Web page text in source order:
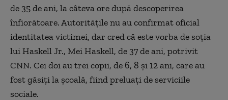
de 35 de ani, la câteva ore după descoperirea
înfiorătoare. Autoritățile nu au confirmat oficial
identitatea victimei, dar cred că este vorba de soția
lui Haskell Jr., Mei Haskell, de 37 de ani, potrivit
CNN. Cei doi au trei copii, de 6, 8 și 12 ani, care au
fost găsiți la școală, fiind preluați de serviciile
sociale.